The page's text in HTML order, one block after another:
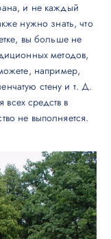
и не каждый
нужно знать, что
вы больше не
методов,
например,
стену и т. Д.
всех средств в
не выполняется.